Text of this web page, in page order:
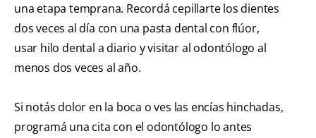
una etapa temprana. Recordá cepillarte los dientes
dos veces al día con una pasta dental con flúor,
usar hilo dental a diario y visitar al odontólogo al
menos dos veces al año.
Si notás dolor en la boca o ves las encías hinchadas,
programá una cita con el odontólogo lo antes